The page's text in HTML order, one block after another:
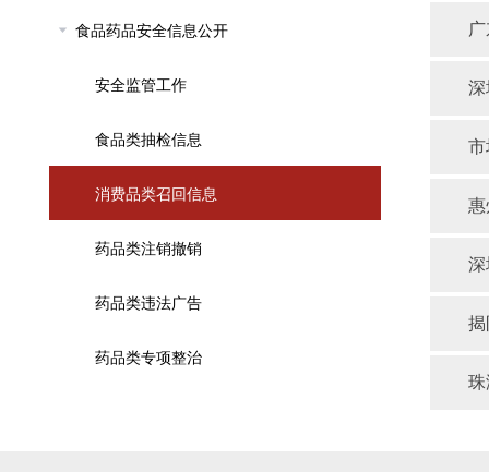
食品药品安全信息公开
安全监管工作
食品类抽检信息
消费品类召回信息
药品类注销撤销
药品类违法广告
药品类专项整治
深
市
惠
深
揭
珠